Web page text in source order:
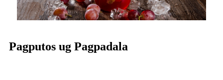
Pagputos ug Pagpadala